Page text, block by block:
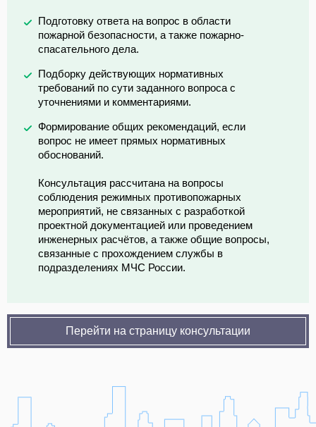
Подготовку ответа на вопрос в области
пожарной безопасности, а также пожарно-
спасательного дела.
Подборку действующих нормативных
требований по сути заданного вопроса с
уточнениями и комментариями.
Формирование общих рекомендаций, если
вопрос не имеет прямых нормативных
обоснований.
Консультация рассчитана на вопросы
соблюдения режимных противопожарных
мероприятий, не связанных с разработкой
проектной документацией или проведением
инженерных расчётов, а также общие вопросы,
связанные с прохождением службы в
подразделениях МЧС России.
Перейти на страницу консультации